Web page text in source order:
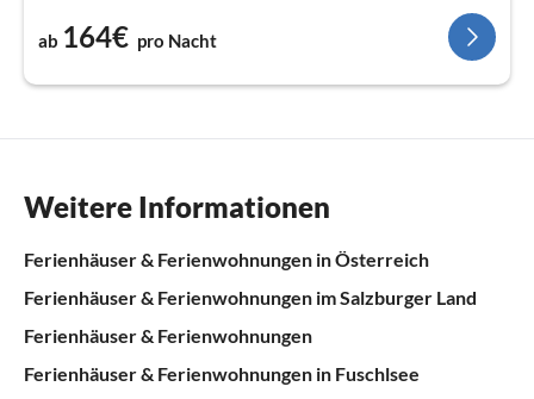
ab 164€ pro Nacht
Weitere Informationen
Ferienhäuser & Ferienwohnungen in Österreich
Ferienhäuser & Ferienwohnungen im Salzburger Land
Ferienhäuser & Ferienwohnungen
Ferienhäuser & Ferienwohnungen in Fuschlsee